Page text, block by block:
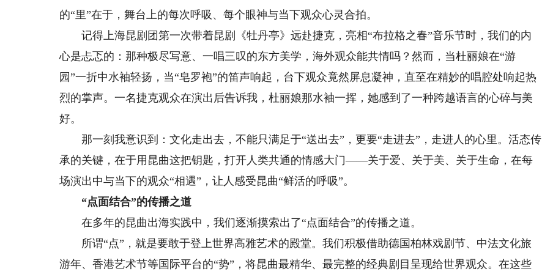
的“里”在于，舞台上的每次呼吸、每个眼神与当下观众心灵合拍。
记得上海昆剧团第一次带着昆剧《牡丹亭》远赴捷克，亮相“布拉格之春”音乐节时，我们的内
心是忐忑的：那种极尽写意、一唱三叹的东方美学，海外观众能共情吗？然而，当杜丽娘在“游
园”一折中水袖轻扬，当“皂罗袍”的笛声响起，台下观众竟然屏息凝神，直至在精妙的唱腔处响起热
烈的掌声。一名捷克观众在演出后告诉我，杜丽娘那水袖一挥，她感到了一种跨越语言的心碎与美
好。
那一刻我意识到：文化走出去，不能只满足于“送出去”，更要“走进去”，走进人的心里。活态传
承的关键，在于用昆曲这把钥匙，打开人类共通的情感大门——关于爱、关于美、关于生命，在每
场演出中与当下的观众“相遇”，让人感受昆曲“鲜活的呼吸”。
“点面结合”的传播之道
在多年的昆曲出海实践中，我们逐渐摸索出了“点面结合”的传播之道。
所谓“点”，就是要敢于登上世界高雅艺术的殿堂。我们积极借助德国柏林戏剧节、中法文化旅
游年、香港艺术节等国际平台的“势”，将昆曲最精华、最完整的经典剧目呈现给世界观众。在这些